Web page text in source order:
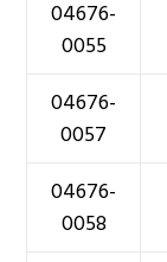
04676-
0055
04676-
0057
04676-
0058